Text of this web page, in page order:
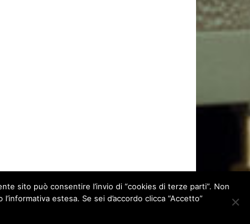
sito può consentire l’invio di “cookies di terze parti”. Non
estesa. Se sei d’accordo clicca “Accetto”